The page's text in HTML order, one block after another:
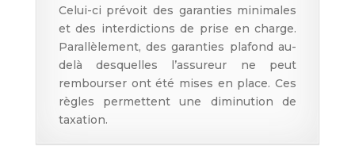
Celui-ci prévoit des garanties minimales
et des interdictions de prise en charge.
Parallèlement, des garanties plafond au-
delà desquelles l’assureur ne peut
rembourser ont été mises en place. Ces
règles permettent une diminution de
taxation.